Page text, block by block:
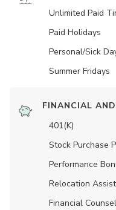
Unlimited Paid
Paid Holidays
Personal/Sick
Summer Fridays
FINANCIAL
401(K)
Stock Purchase
Performance
Relocation
Financial